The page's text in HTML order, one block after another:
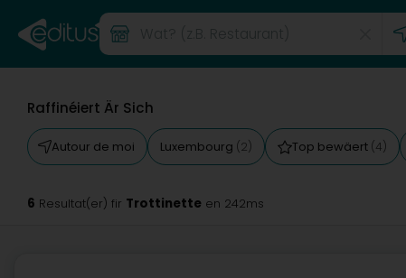
Raffinéiert Är Sich
Autour de moi Luxembourg (2) Top bewäert (4)
6 Resultat(er) fir Trottinette en 242ms